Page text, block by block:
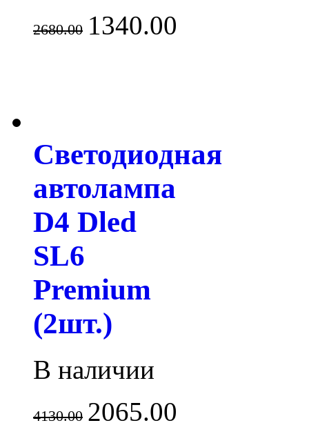
2680.00 1340.00
Светодиодная
автолампа
D4 Dled
SL6
Premium
(2шт.)
В наличии
4130.00 2065.00